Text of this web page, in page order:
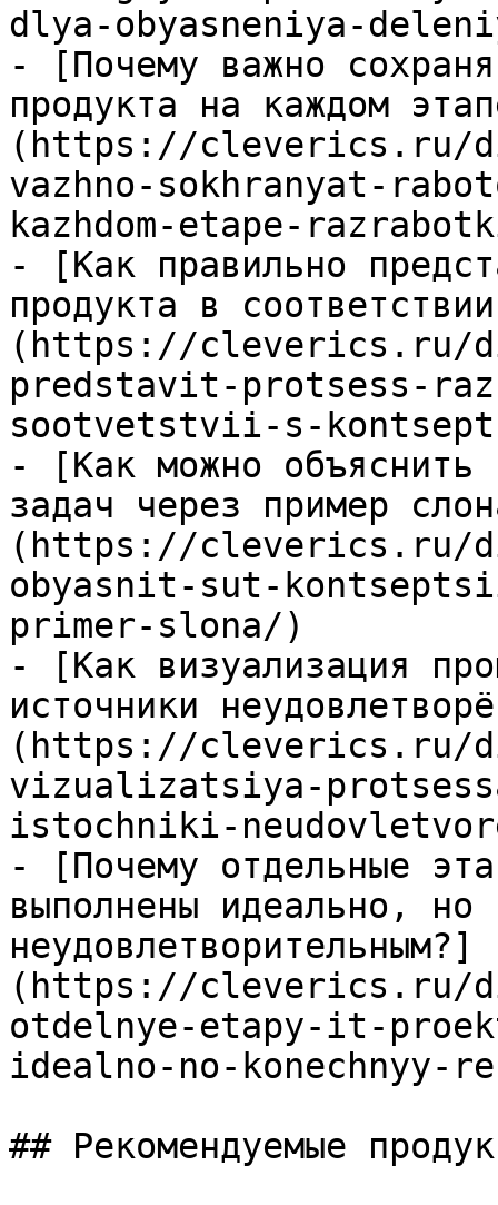
dlya-obyasneniya-
- [Почему важно
продукта на каждом
(https://cleverics.ru/
vazhno-sokhranyat-
kazhdom-etape-
- [Как правильно
продукта в
(https://cleverics.ru/
predstavit-protsess-
sootvetstvii-s-
- [Как можно объяснить
задач через пример
(https://cleverics.ru/
obyasnit-sut-
primer-slona/)
- [Как визуализация
источники
(https://cleverics.ru/
vizualizatsiya-
istochniki-
- [Почему отдельные
выполнены идеально, но
неудовлетворительным?]
(https://cleverics.ru/
otdelnye-etapy-it-
idealno-no-konechnyy-
## Рекомендуемые